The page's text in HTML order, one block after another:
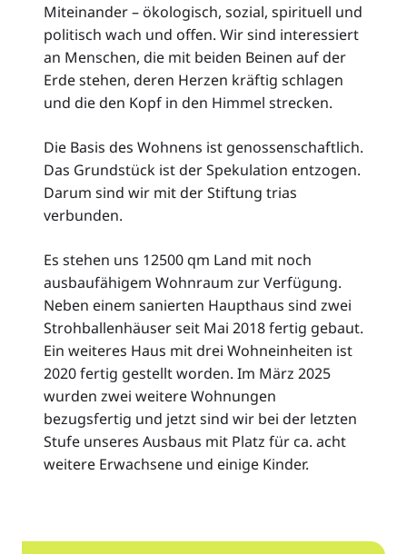
Miteinander – ökologisch, sozial, spirituell und
politisch wach und offen. Wir sind interessiert
an Menschen, die mit beiden Beinen auf der
Erde stehen, deren Herzen kräftig schlagen
und die den Kopf in den Himmel strecken.
Die Basis des Wohnens ist genossenschaftlich.
Das Grundstück ist der Spekulation entzogen.
Darum sind wir mit der Stiftung trias
verbunden.
Es stehen uns 12500 qm Land mit noch
ausbaufähigem Wohnraum zur Verfügung.
Neben einem sanierten Haupthaus sind zwei
Strohballenhäuser seit Mai 2018 fertig gebaut.
Ein weiteres Haus mit drei Wohneinheiten ist
2020 fertig gestellt worden. Im März 2025
wurden zwei weitere Wohnungen
bezugsfertig und jetzt sind wir bei der letzten
Stufe unseres Ausbaus mit Platz für ca. acht
weitere Erwachsene und einige Kinder.